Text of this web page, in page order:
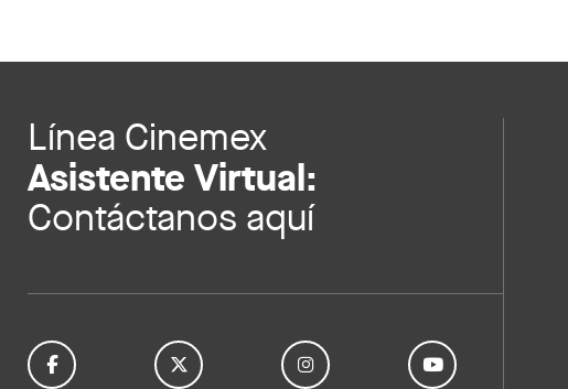
Línea Cinemex
Asistente Virtual:
Contáctanos aquí